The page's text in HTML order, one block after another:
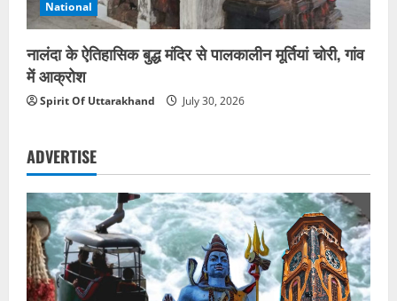
National
नालंदा के ऐतिहासिक बुद्ध मंदिर से पालकालीन मूर्तियां चोरी, गांव
में आक्रोश
Spirit Of Uttarakhand July 30, 2026
ADVERTISE